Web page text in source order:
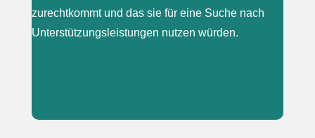
zurechtkommt und das sie für eine Suche nach
Unterstützungsleistungen nutzen würden.